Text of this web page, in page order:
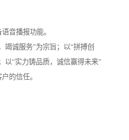
音播报功能。
竭诚服务”为宗旨；以“拼搏创
以“实力铸品质，诚信赢得未来”
的信任。